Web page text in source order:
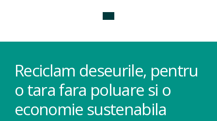
Reciclam deseurile, pentru
o tara fara poluare si o
economie sustenabila